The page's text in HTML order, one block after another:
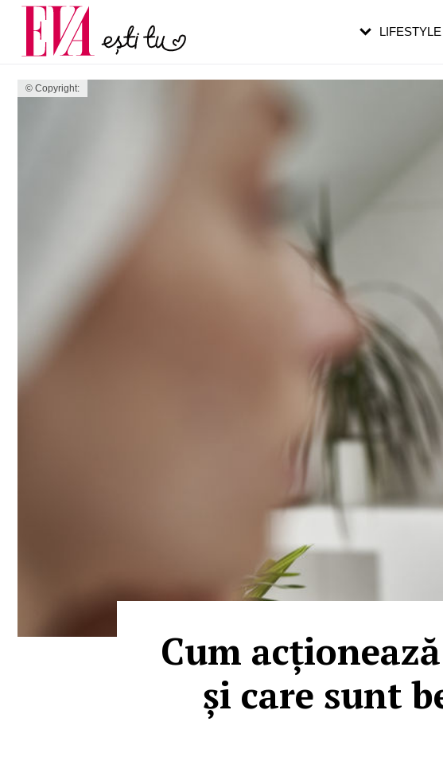
© Copyright:
Cum
și care sunt
LIFESTYLE
Carieră
Actualitate
pe măsură ce înaintezi în vârstă